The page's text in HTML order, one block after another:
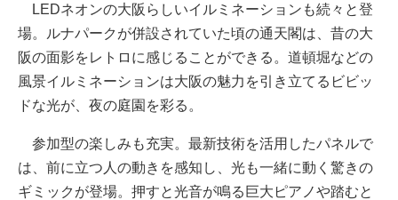
LEDネオンの大阪らしいイルミネーションも続々と登
場。ルナパークが併設されていた頃の通天閣は、昔の大
阪の面影をレトロに感じることができる。道頓堀などの
風景イルミネーションは大阪の魅力を引き立てるビビッ
ドな光が、夜の庭園を彩る。
参加型の楽しみも充実。最新技術を活用したパネルで
は、前に立つ人の動きを感知し、光も一緒に動く驚きの
ギミックが登場。押すと光音が鳴る巨大ピアノや踏むと